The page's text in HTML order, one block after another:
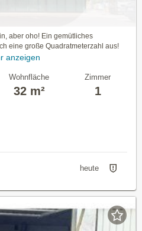
aber oho! Ein gemütliches
eine große Quadratmeterzahl aus!
anzeigen
Wohnfläche
32 m²
Zimmer
1
heute